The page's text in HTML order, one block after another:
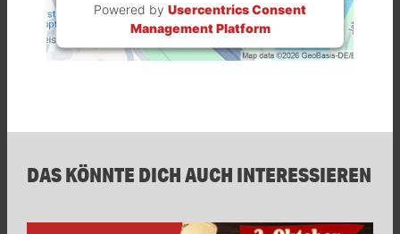
Powered by Usercentrics Consent
Management Platform
DAS KÖNNTE DICH AUCH INTERESSIEREN